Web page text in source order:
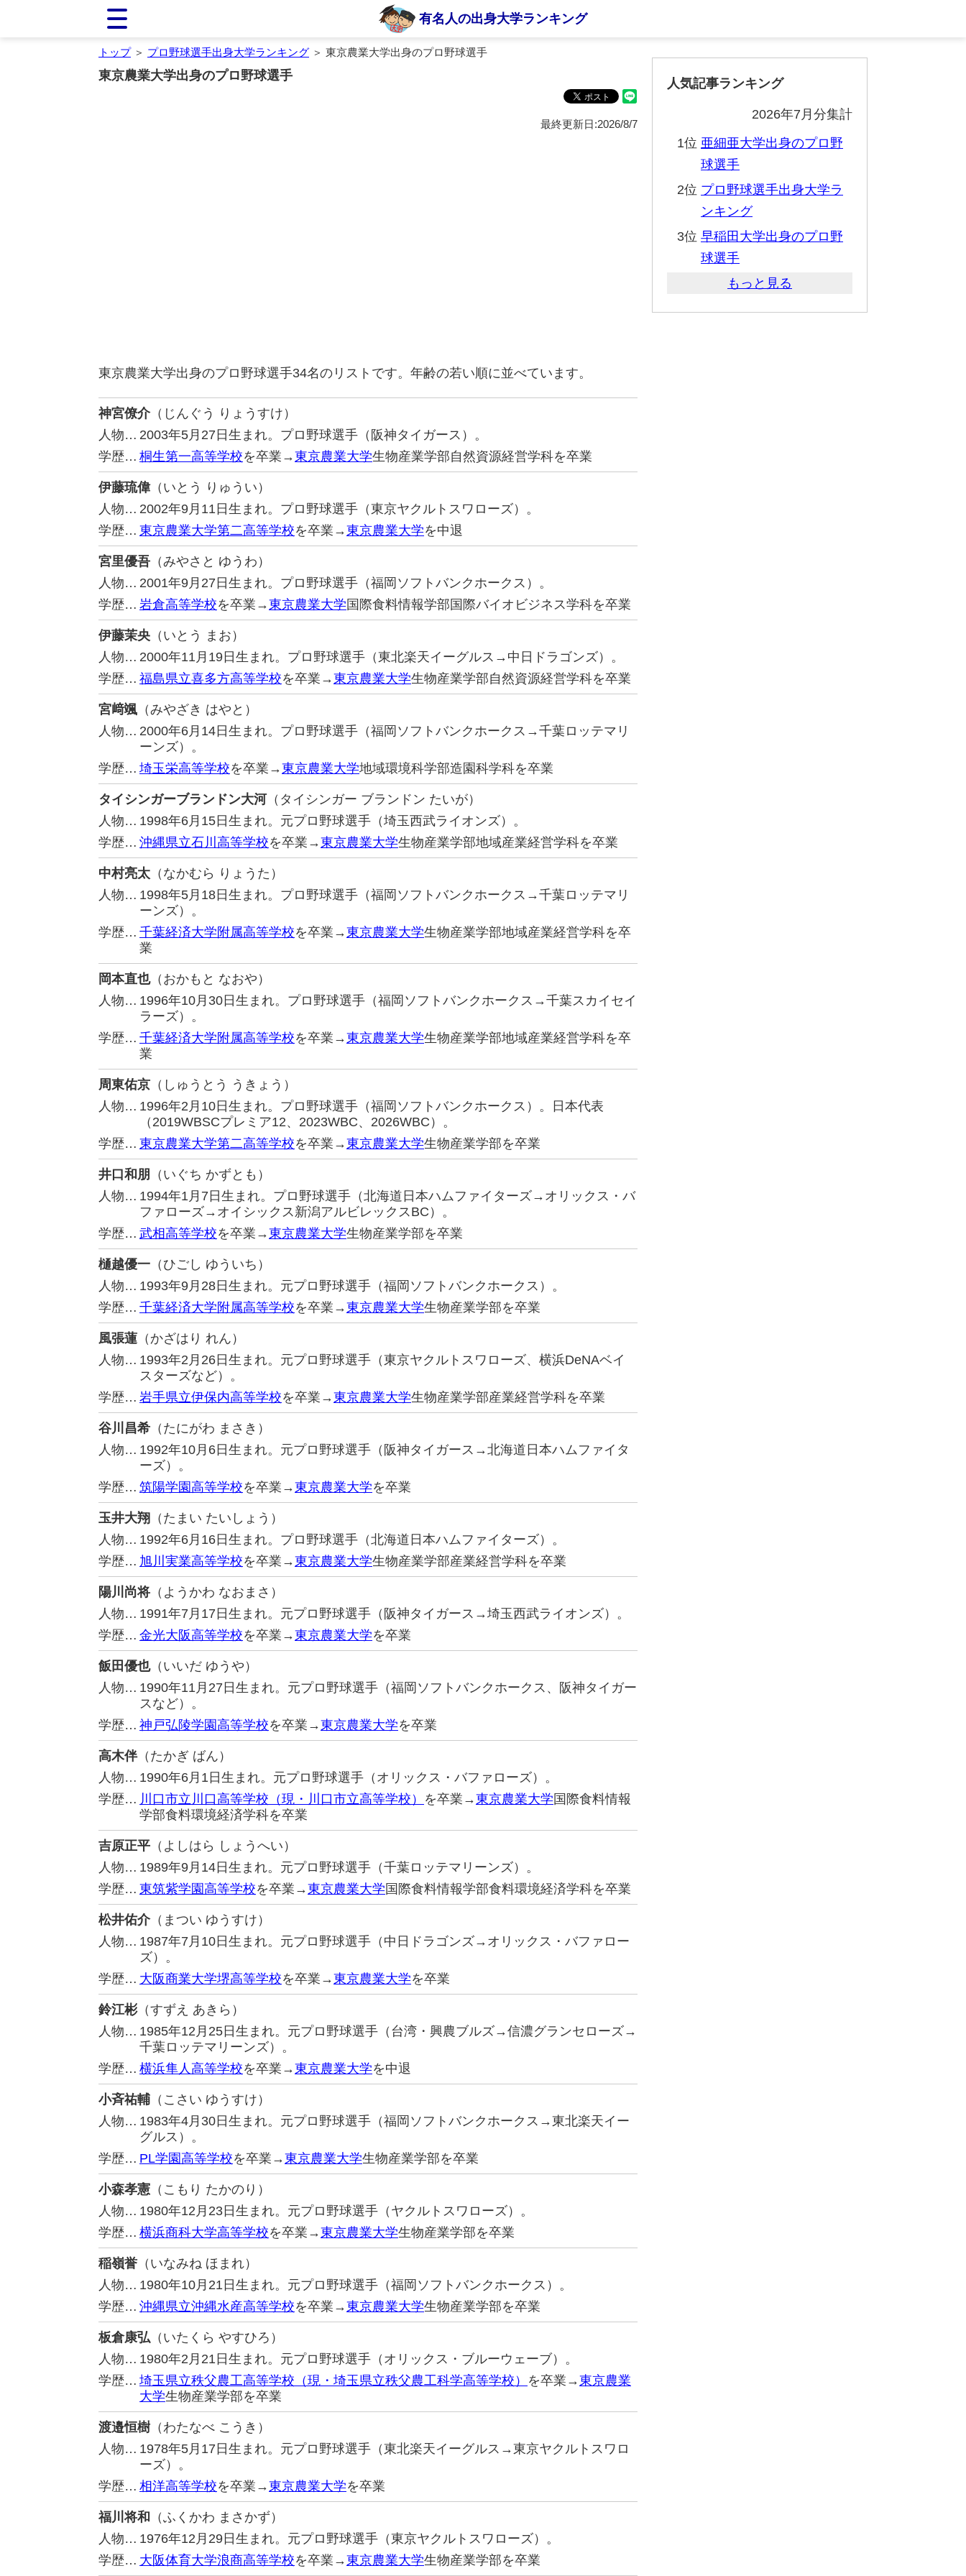
有名人の出身大学ランキング
トップ＞ プロ野球選手出身大学ランキング ＞ 東京農業大学出身のプロ野球選手
東京農業大学出身のプロ野球選手
最終更新日:2026/8/7
東京農業大学出身のプロ野球選手34名のリストです。年齢の若い順に並べています。
神宮僚介（じんぐう りょうすけ）
人物… 2003年5月27日生まれ。プロ野球選手（阪神タイガース）。
学歴… 桐生第一高等学校を卒業→東京農業大学生物産業学部自然資源経営学科を卒業
伊藤琉偉（いとう りゅうい）
人物… 2002年9月11日生まれ。プロ野球選手（東京ヤクルトスワローズ）。
学歴… 東京農業大学第二高等学校を卒業→東京農業大学を中退
宮里優吾 （みやさと ゆうわ）
人物… 2001年9月27日生まれ。プロ野球選手（福岡ソフトバンクホークス）。
学歴… 岩倉高等学校を卒業→東京農業大学 国際食料情報学部国際バイオビジネス学科を卒業
伊藤茉央 （いとう まお）
人物… 2000年11月19日生まれ。プロ野球選手（東北楽天イーグルス→中日ドラゴンズ）。
学歴… 福島県立喜多方高等学校を卒業→東京農業大学生物産業学部自然資源経営学科を卒業
宮﨑颯 （みやざき はやと）
人物… 2000年6月14日生まれ。プロ野球選手（福岡ソフトバンクホークス→千葉ロッテマリ
ーンズ）。
学歴… 埼玉栄高等学校を卒業→東京農業大学地域環境科学部造園科学科を卒業
タイシンガーブランドン大河（タイシンガー ブランドン たいが）
人物… 1998年6月15日生まれ。元プロ野球選手（埼玉西武ライオンズ）。
学歴… 沖縄県立石川高等学校を卒業→東京農業大学生物産業学部地域産業経営学科を卒業
中村亮太 （なかむら りょうた）
人物… 1998年5月18日生まれ。プロ野球選手（福岡ソフトバンクホークス→千葉ロッテマリ
ーンズ）。
学歴… 千葉経済大学附属高等学校を卒業→東京農業大学生物産業学部地域産業経営学科を卒
業
岡本直也（おかもと なおや）
人物… 1996年10月30日生まれ。プロ野球選手（福岡ソフトバンクホークス→千葉スカイセイ
ラーズ）。
学歴… 千葉経済大学附属高等学校を卒業→東京農業大学生物産業学部地域産業経営学科を卒
業
周東佑京 （しゅうとう うきょう）
人物… 1996年2月10日生まれ。プロ野球選手（福岡ソフトバンクホークス）。日本代表
（2019WBSCプレミア12、2023WBC、2026WBC）。
学歴… 東京農業大学第二高等学校を卒業→東京農業大学生物産業学部を卒業
井口和朋
（いぐち かずとも）
人物… 1994年1月7日生まれ。プロ野球選手（北海道日本ハムファイターズ→オリックス・バ
ファローズ→オイシックス新潟アルビレックスBC）。
学歴… 武相高等学校を卒業→東京農業大学生物産業学部を卒業
樋越優一 （ひごし ゆういち）
人物… 1993年9月28日生まれ。元プロ野球選手（福岡ソフトバンクホークス）。
学歴… 千葉経済大学附属高等学校を卒業→東京農業大学生物産業学部を卒業
風張蓮 （かざはり れん）
人物… 1993年2月26日生まれ。元プロ野球選手（東京ヤクルトスワローズ、横浜DeNAベイ
スターズなど）。
学歴… 岩手県立伊保内高等学校を卒業→東京農業大学生物産業学部産業経営学科を卒業
谷川昌希 （たにがわ まさき）
人物… 1992年10月6日生まれ。元プロ野球選手（阪神タイガース→北海道日本ハムファイタ
ーズ）。
学歴… 筑陽学園高等学校を卒業→東京農業大学を卒業
玉井大翔 （たまい たいしょう）
人物… 1992年6月16日生まれ。プロ野球選手（北海道日本ハムファイターズ）。
学歴… 旭川実業高等学校を卒業→東京農業大学生物産業学部産業経営学科を卒業
陽川尚将 （ようかわ なおまさ）
人物… 1991年7月17日生まれ。元プロ野球選手（阪神タイガース→埼玉西武ライオンズ）。
学歴… 金光大阪高等学校を卒業→東京農業大学を卒業
飯田優也（いいだ ゆうや）
人物… 1990年11月27日生まれ。元プロ野球選手（福岡ソフトバンクホークス、阪神タイガー
スなど）。
学歴… 神戸弘陵学園高等学校を卒業→東京農業大学を卒業
高木伴（たかぎ ばん）
人物… 1990年6月1日生まれ。元プロ野球選手（オリックス・バファローズ）。
学歴… 川口市立川口高等学校（現・川口市立高等学校） を卒業→東京農業大学 国際食料情報
学部食料環境経済学科を卒業
吉原正平 （よしはら しょうへい）
人物… 1989年9月14日生まれ。元プロ野球選手（千葉ロッテマリーンズ）。
学歴… 東筑紫学園高等学校を卒業→東京農業大学 国際食料情報学部食料環境経済学科を卒業
松井佑介（まつい ゆうすけ）
人物… 1987年7月10日生まれ。元プロ野球選手（中日ドラゴンズ→オリックス・バファロー
ズ）。
学歴… 大阪商業大学堺高等学校を卒業→東京農業大学を卒業
鈴江彬（すずえ あきら）
人物… 1985年12月25日生まれ。元プロ野球選手（台湾・興農ブルズ→信濃グランセローズ→
千葉ロッテマリーンズ）。
学歴… 横浜隼人高等学校を卒業→東京農業大学を中退
小斉祐輔 （こさい ゆうすけ）
人物… 1983年4月30日生まれ。元プロ野球選手（福岡ソフトバンクホークス→東北楽天イー
グルス）。
学歴… PL学園高等学校を卒業→東京農業大学生物産業学部を卒業
小森孝憲 （こもり たかのり）
人物… 1980年12月23日生まれ。元プロ野球選手（ヤクルトスワローズ）。
学歴… 横浜商科大学高等学校を卒業→東京農業大学生物産業学部を卒業
稲嶺誉 （いなみね ほまれ）
人物… 1980年10月21日生まれ。元プロ野球選手（福岡ソフトバンクホークス）。
学歴… 沖縄県立沖縄水産高等学校を卒業→東京農業大学生物産業学部を卒業
板倉康弘 （いたくら やすひろ）
人物… 1980年2月21日生まれ。元プロ野球選手（オリックス・ブルーウェーブ）。
学歴… 埼玉県立秩父農工高等学校（現・埼玉県立秩父農工科学高等学校） を卒業→東京農業
大学生物産業学部を卒業
渡邉恒樹（わたなべ こうき）
人物… 1978年5月17日生まれ。元プロ野球選手（東北楽天イーグルス→東京ヤクルトスワロ
ーズ）。
学歴… 相洋高等学校を卒業→東京農業大学を卒業
福川将和
（ふくかわ まさかず）
人物… 1976年12月29日生まれ。元プロ野球選手（東京ヤクルトスワローズ）。
学歴… 大阪体育大学浪商高等学校を卒業→東京農業大学生物産業学部を卒業
人気記事ランキング
2026年7月分集計
1位 亜細亜大学出身のプロ野
球選手
2位 プロ野球選手出身大学ラ
ンキング
3位 早稲田大学出身のプロ野
球選手
もっと見る